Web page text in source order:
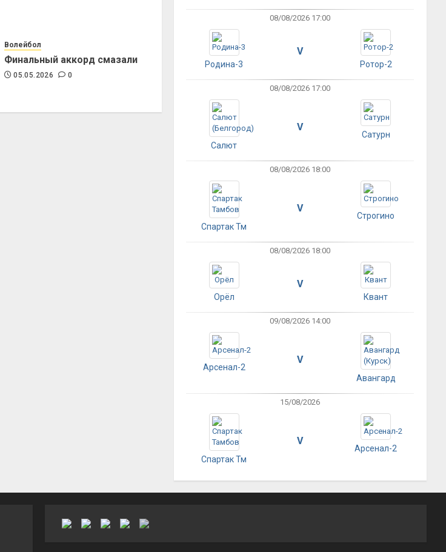
Волейбол
Финальный аккорд смазали
05.05.2026 0
08/08/2026 17:00
Родина-3
V
Ротор-2
08/08/2026 17:00
Салют
V
Сатурн
08/08/2026 18:00
Спартак Тм
V
Строгино
08/08/2026 18:00
Орёл
V
Квант
09/08/2026 14:00
Арсенал-2
V
Авангард
15/08/2026
Спартак Тм
V
Арсенал-2